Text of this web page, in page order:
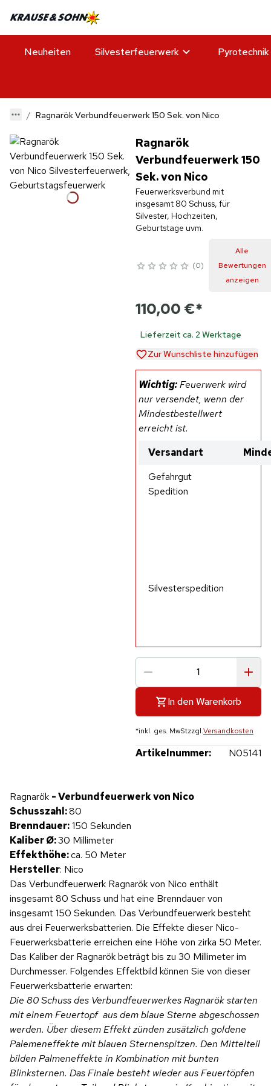
Neuheiten Silvesterfeuerwerk Pyrotechnik
Ragnarök Verbundfeuerwerk 150 Sek. von Nico
Ragnarök
Verbundfeuerwerk 150
Sek. von Nico
Feuerwerksverbund mit
insgesamt 80 Schuss, für
Silvester, Hochzeiten,
0
Alle
Bewertungen
anzeigen
110,00 €*
Lieferzeit ca. 2 Werktage
Zur Wunschliste hinzufügen
Wichtig:Feuerwerk wird
nur versendet, wenn der
Mindestbestellwert
erreicht ist.
Versandart
Gefahrgut
Spedition
Silvesterspedition
In den Warenkorb
*inkl. ges. MwStzzgl.Versandkosten
Artikelnummer: N05141
Produktvideo
Ragnarök - Verbundfeuerwerk von Nico
Schusszahl:80
Brenndauer:150 Sekunden
Kaliber Ø:30 Millimeter
Effekthöhe:ca. 50 Meter
Hersteller: Nico
Das Verbundfeuerwerk Ragnarök von Nico enthält
insgesamt 80 Schuss und hat eine Brenndauer von
insgesamt 150 Sekunden. Das Verbundfeuerwerk besteht
aus drei Feuerwerksbatterien. Die Effekte dieser Nico-
Feuerwerksbatterie erreichen eine Höhe von zirka 50 Meter.
Das Kaliber der Ragnarök beträgt bis zu 30 Millimeter im
Durchmesser. Folgendes Effektbild können Sie von dieser
Feuerwerksbatterie erwarten:
Die 80 Schuss des VerbundfeuerwerkesRagnarök starten
mit einem Feuertopf aus dem blaue Sterne abgeschossen
werden. Über diesem Effekt zünden zusätzlich goldene
Palemeneffekte mit blauen Sternenspitzen. Den Mittelteil
bilden Palmeneffekte in Kombination mit bunten
Blinksternen. Das Finale besteht wieder aus Feuertöpfen